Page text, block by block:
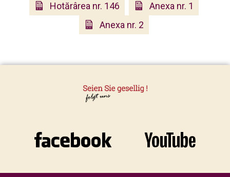
Hotărârea nr. 146
Anexa nr. 1
Anexa nr. 2